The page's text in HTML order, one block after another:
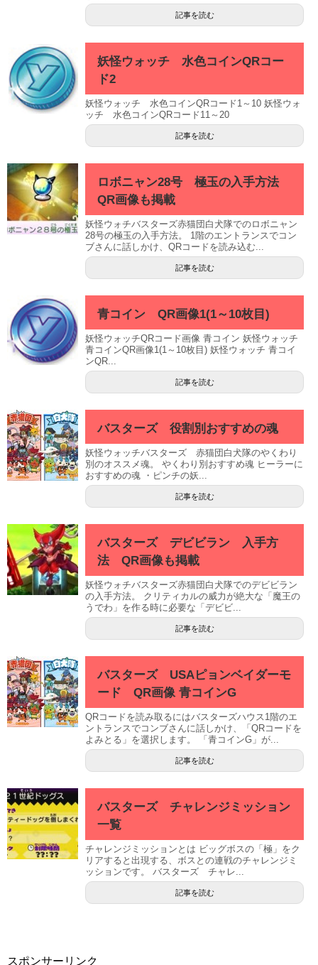
記事を読む
妖怪ウォッチ 水色コインQRコー
ド2
妖怪ウォッチ 水色コインQRコード1～10 妖怪ウォ
ッチ 水色コインQRコード11～20
記事を読む
ロボニャン28号 極玉の入手方法
QR画像も掲載
妖怪ウォチバスターズ赤猫団白犬隊でのロボニャン
28号の極玉の入手方法。 1階のエントランスでコン
ブさんに話しかけ、QRコードを読み込む...
記事を読む
青コイン QR画像1(1～10枚目)
妖怪ウォッチQRコード画像 青コイン 妖怪ウォッチ
青コインQR画像1(1～10枚目) 妖怪ウォッチ 青コイ
ンQR...
記事を読む
バスターズ 役割別おすすめの魂
妖怪ウォッチバスターズ 赤猫団白犬隊のやくわり
別のオススメ魂。 やくわり別おすすめ魂 ヒーラーに
おすすめの魂 ・ピンチの妖...
記事を読む
バスターズ デビビラン 入手方
法 QR画像も掲載
妖怪ウォチバスターズ赤猫団白犬隊でのデビビラン
の入手方法。 クリティカルの威力が絶大な「魔王の
うでわ」を作る時に必要な「デビビ...
記事を読む
バスターズ USAピョンベイダーモ
ード QR画像 青コインG
QRコードを読み取るにはバスターズハウス1階のエ
ントランスでコンブさんに話しかけ、「QRコードを
よみとる」を選択します。 「青コインG」が...
記事を読む
バスターズ チャレンジミッション
一覧
チャレンジミッションとは ビッグボスの「極」をク
リアすると出現する、ボスとの連戦のチャレンジミ
ッションです。 バスターズ チャレ...
記事を読む
スポンサーリンク